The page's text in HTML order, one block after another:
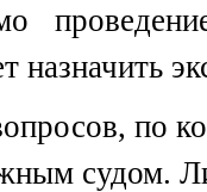
по
судом.